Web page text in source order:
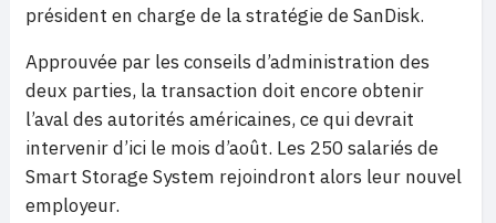
président en charge de la stratégie de SanDisk.
Approuvée par les conseils d’administration des
deux parties, la transaction doit encore obtenir
l’aval des autorités américaines, ce qui devrait
intervenir d’ici le mois d’août. Les 250 salariés de
Smart Storage System rejoindront alors leur nouvel
employeur.